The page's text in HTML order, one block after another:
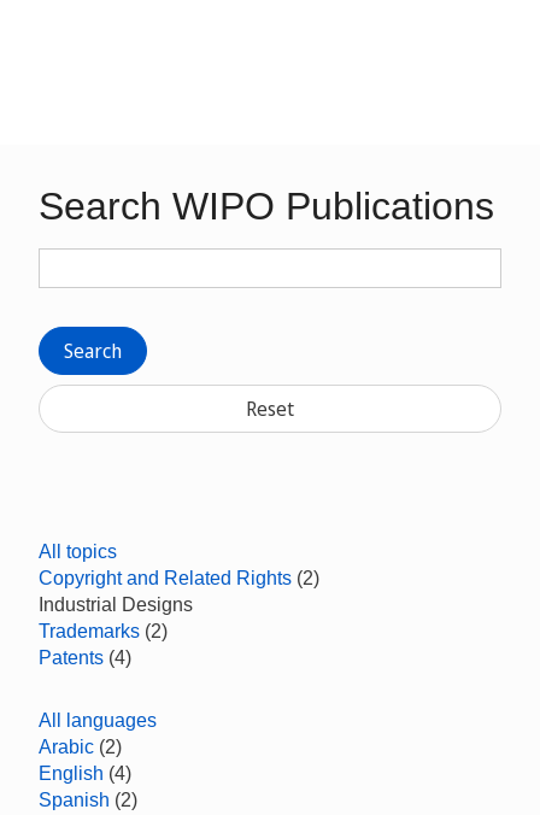
Search WIPO Publications
Search
Reset
All topics
Copyright and Related Rights (2)
Industrial Designs
Trademarks (2)
Patents (4)
All languages
Arabic (2)
English (4)
Spanish (2)